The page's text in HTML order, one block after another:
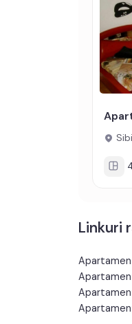
Linkuri